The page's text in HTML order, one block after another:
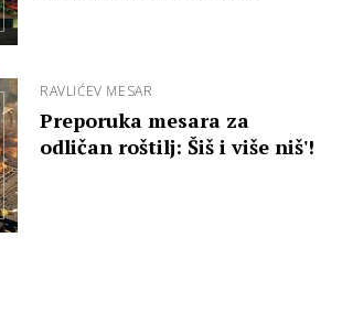
RAVLIĆEV MESAR
Preporuka mesara za
odličan roštilj: Šiš i više niš'!